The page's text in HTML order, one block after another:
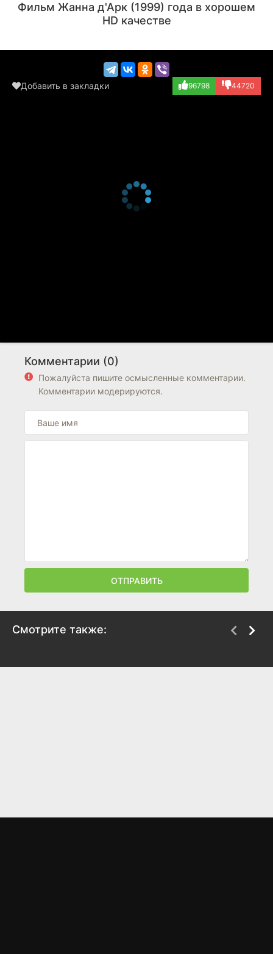
(Charles VII)
Фильм Жанна д'Арк (1999) года в хорошем
HD качестве
Добавить в закладки 96798 44720
Комментарии (0)
Пожалуйста пишите осмысленные комментарии.
Комментарии модерируются.
ОТПРАВИТЬ
Смотрите также: